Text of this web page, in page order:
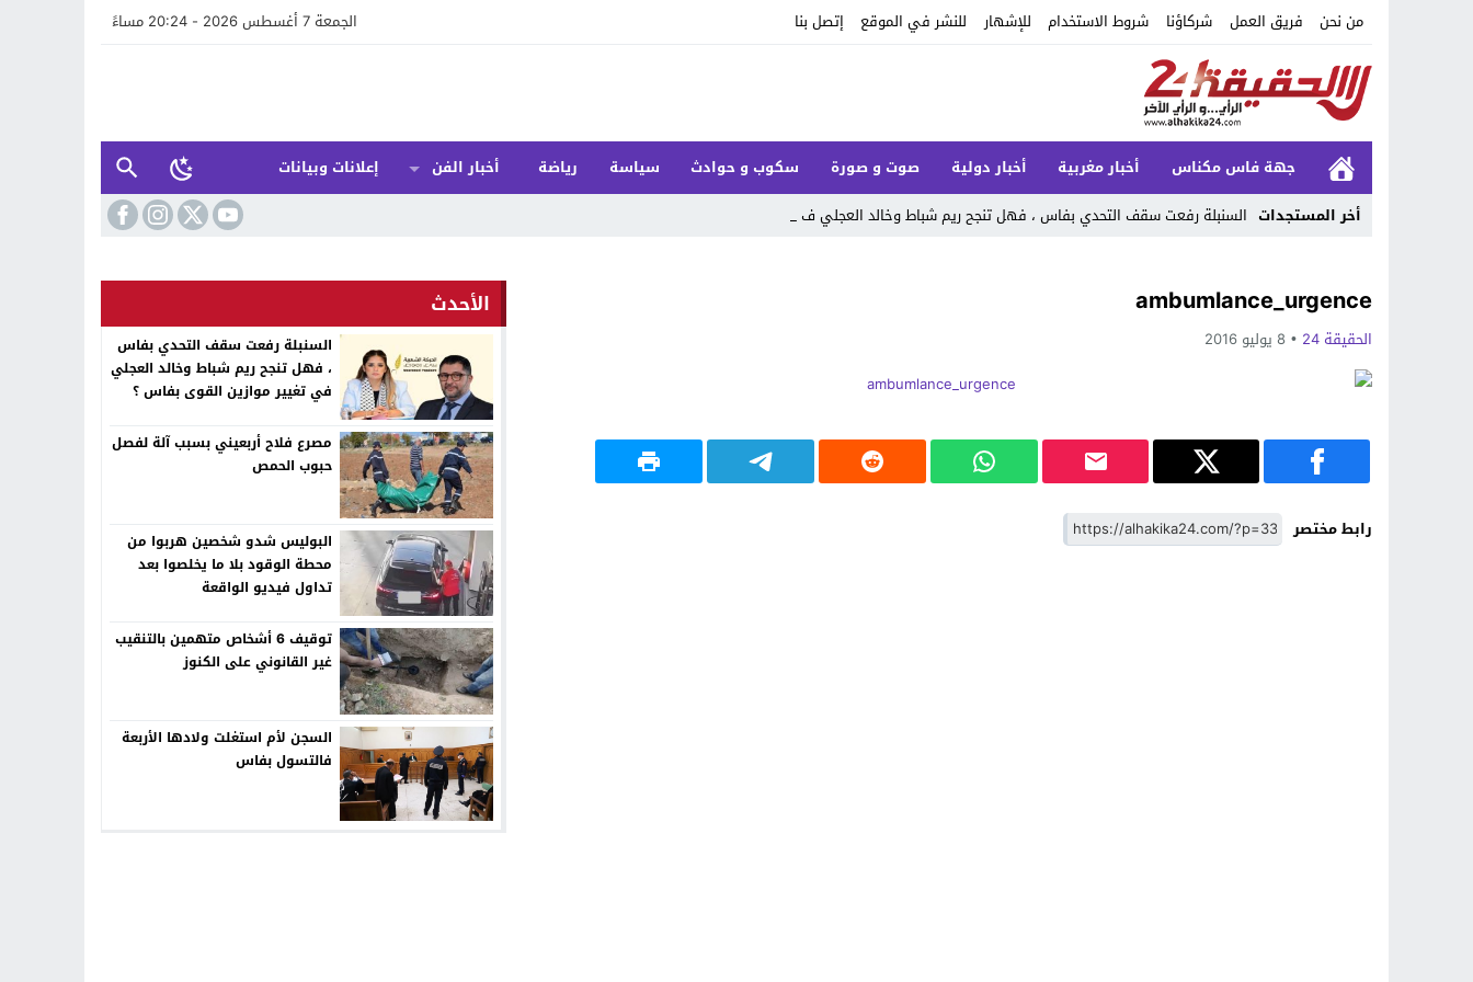
من نحن فريق العمل شركاؤنا شروط الاستخدام للإشهار للنشر في الموقع إتصل بنا الجمعة 7 أغسطس 2026 - 20:24 مساءً
جهة فاس مكناس أخبار مغربية أخبار دولية صوت و صورة سكوب و حوادث سياسة رياضة أخبار الفن
إعلانات وبيانات
أخر المستجدات السنبلة رفعت سقف التحدي بفاس ، فهل تنجح ريم شباط وخالد العجلي في ت_
Previous
Next
ambumlance_urgence
الحقيقة 24 8 يوليو 2016
رابط مختصر
الأحدث
السنبلة رفعت سقف التحدي بفاس
، فهل تنجح ريم شباط وخالد العجلي
في تغيير موازين القوى بفاس ؟
مصرع فلاح أربعيني بسبب آلة لفصل
حبوب الحمص
البوليس شدو شخصين هربوا من
محطة الوقود بلا ما يخلصوا بعد
تداول فيديو الواقعة
توقيف 6 أشخاص متهمين بالتنقيب
غير القانوني على الكنوز
السجن لأم استغلت ولادها الأربعة
فالتسول بفاس